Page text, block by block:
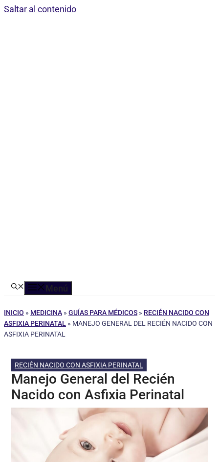
Saltar al contenido
Menú
INICIO » MEDICINA » GUÍAS PARA MÉDICOS » RECIÉN NACIDO CON
ASFIXIA PERINATAL » MANEJO GENERAL DEL RECIÉN NACIDO CON
ASFIXIA PERINATAL
RECIÉN NACIDO CON ASFIXIA PERINATAL
Manejo General del Recién
Nacido con Asfixia Perinatal